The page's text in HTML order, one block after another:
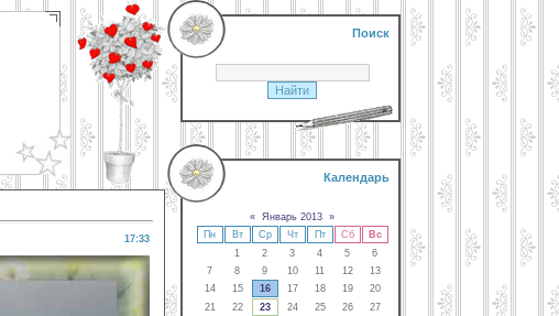
17:33
Поиск
Календарь
« Январь 2013 »
Пн
Вт Ср Чт Пт Сб
Вс
1
2 3 4 5
6
7
8 9 10 11 12
13
14
15 16 17 18 19
20
21
22 23 24 25 26
27